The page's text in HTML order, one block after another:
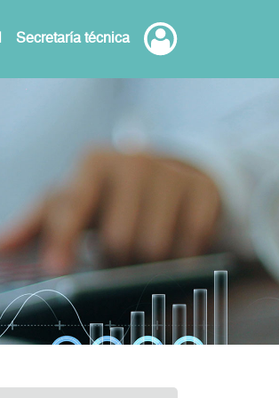
Secretaría técnica